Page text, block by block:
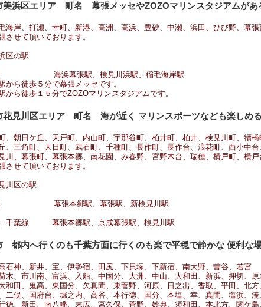
美浜区エリア 町名 幕張メッセやZOZOマリンスタジアムがあ
海岸、打瀬、幸町、新港、高洲、高浜、豊砂、中瀬、浜田、ひび野、幕
させて頂いております。
区の駅
海浜幕張駅、検見川浜駅、稲毛海岸駅
から徒歩５分で幕張メッセです。
から徒歩１５分でZOZOマリンスタジアムです。
花見川区エリア 町名 海が近く マリンスポーツなども楽しめ
、朝日ケ丘、天戸町、内山町、宇那谷町、柏井町、柏井、検見川町、犢
、三角町、大日町、武石町、千種町、長作町、長作台、浪花町、西小中
川、幕張町、幕張本郷、南花園、み春野、宮野木台、瑞穂、横戸町、横戸
させて頂いております。
川区の駅
幕張本郷駅、幕張駅、新検見川駅
千葉線 幕張本郷駅、京成幕張駅、検見川駅
都内へ行くのも千葉方面に行くのも楽で平穏で静かな 便利な
石神、新井、宝、伊勢宿、田尻、下貝塚、下新宿、南大野、曽谷、若宮
木、市川南、富浜、入船、中国分、大洲、中山、大和田、新浜、押切、
和田、鬼高、東国分、欠真間、東菅野、河原、日之出、香取、平田、北
二俣、国府台、堀之内、高谷、本行徳、国分、本塩、幸、真間、塩浜、湊
徳、新田、南八幡、末広、宮久保、菅野、妙典、須和田、本北方、関ケ島